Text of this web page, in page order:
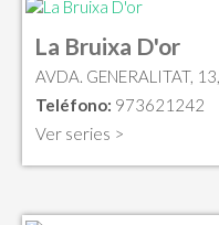
La Bruixa D'or
AVDA. GENERALITAT,
Teléfono: 973621242
Ver series >